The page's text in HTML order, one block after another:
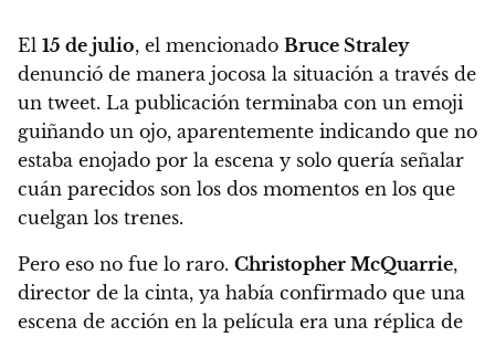
El 15 de julio, el mencionado Bruce Straley
denunció de manera jocosa la situación a través de
un tweet. La publicación terminaba con un emoji
guiñando un ojo, aparentemente indicando que no
estaba enojado por la escena y solo quería señalar
cuán parecidos son los dos momentos en los que
cuelgan los trenes.
Pero eso no fue lo raro. Christopher McQuarrie,
director de la cinta, ya había confirmado que una
escena de acción en la película era una réplica de